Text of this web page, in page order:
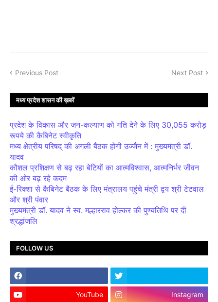
Previous Post Next Post
मध्य प्रदेश शासन की ख़बरें
प्रदेश के विकास और जन-कल्याण को गति देने के लिए 30,055 करोड़
रूपये की कैबिनेट स्वीकृति
मध्य क्षेत्रीय परिषद् की अगली बैठक होगी उज्जैन में : मुख्यमंत्री डॉ.
यादव
कौशल प्रशिक्षण से बढ़ रहा बेटियों का आत्मविश्वास, आत्मनिर्भर जीवन
की ओर बढ़ रहे कदम
ई-रिक्शा से कैबिनेट बैठक के लिए मंत्रालय पहुंचे मंत्री द्वय श्री टेटवाल
और श्री पंवार
मुख्यमंत्री डॉ. यादव ने स्व. मल्हारराव होल्कर की पुण्यतिथि पर दी
श्रद्धांजलि
FOLLOW US
YouTube Instagram